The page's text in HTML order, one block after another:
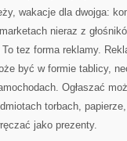
wakacje dla dwojga:
nieraz z
tez forma reklamy.
być w formie tablicy,
Ogłaszać
torbach,
jako prezenty.